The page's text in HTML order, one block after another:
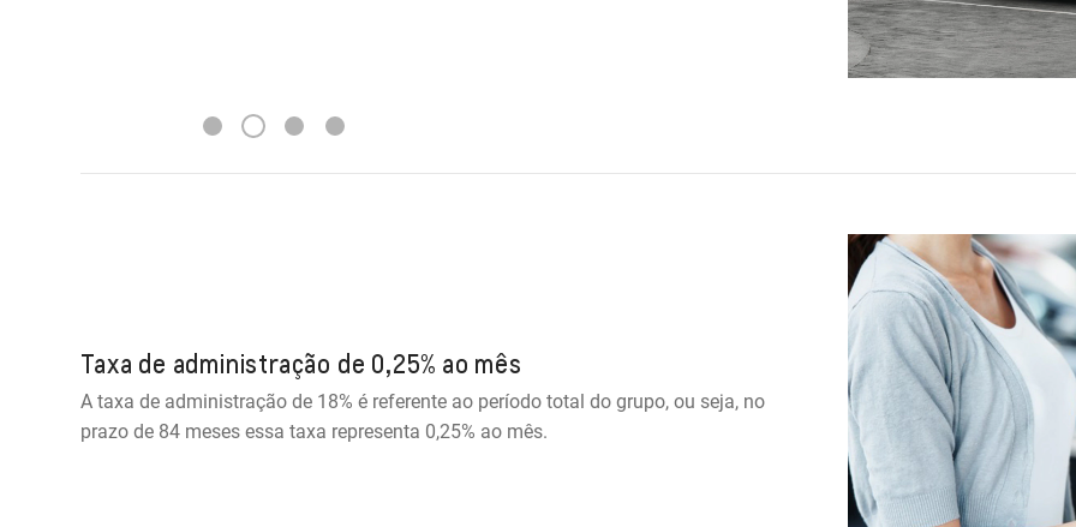
1 2 3 4
Taxa de administração de 0,25% ao mês
A taxa de administração de 18% é referente ao período total do grupo, ou seja, no
prazo de 84 meses essa taxa representa 0,25% ao mês.